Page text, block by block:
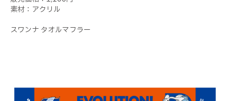
素材：アクリル
スワンナ タオルマフラー